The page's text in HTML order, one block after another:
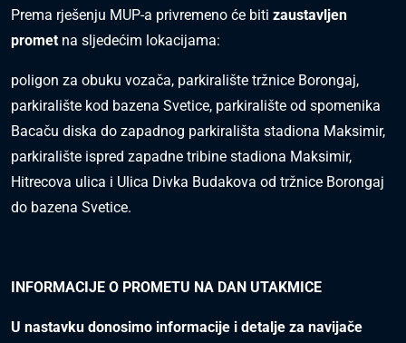
Prema rješenju MUP-a privremeno će biti zaustavljen
promet na sljedećim lokacijama:
poligon za obuku vozača, parkiralište tržnice Borongaj,
parkiralište kod bazena Svetice, parkiralište od spomenika
Bacaču diska do zapadnog parkirališta stadiona Maksimir,
parkiralište ispred zapadne tribine stadiona Maksimir,
Hitrecova ulica i Ulica Divka Budakova od tržnice Borongaj
do bazena Svetice.
INFORMACIJE O PROMETU NA DAN UTAKMICE
U nastavku donosimo informacije i detalje za navijače